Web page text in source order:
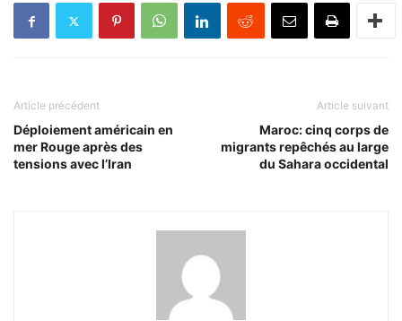
Article précédent
Déploiement américain en
mer Rouge après des
tensions avec l’Iran
Article suivant
Maroc: cinq corps de
migrants repêchés au large
du Sahara occidental